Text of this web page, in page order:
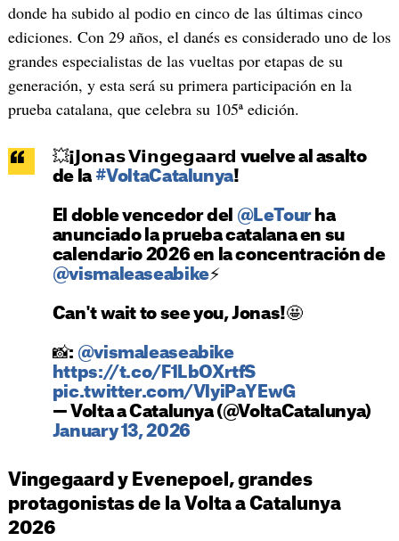
donde ha subido al podio en cinco de las últimas cinco
ediciones. Con 29 años, el danés es considerado uno de los
grandes especialistas de las vueltas por etapas de su
generación, y esta será su primera participación en la
prueba catalana, que celebra su 105ª edición.
💥¡𝗝𝗼𝗻𝗮𝘀 𝗩𝗶𝗻𝗴𝗲𝗴𝗮𝗮𝗿𝗱 vuelve al asalto
de la #VoltaCatalunya!
El doble vencedor del @LeTourha
anunciado la prueba catalana en su
calendario 2026 en la concentración de
@vismaleaseabike⚡️
Can't wait to see you, Jonas!🤩
📸: @vismaleaseabike
https://t.co/F1LbOXrtfS
pic.twitter.com/VlyiPaYEwG
— Volta a Catalunya (@VoltaCatalunya)
January 13, 2026
Vingegaard y Evenepoel, grandes
protagonistas de la Volta a Catalunya
2026